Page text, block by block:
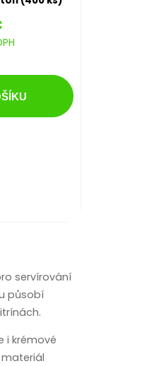
servírování
působí
i krémové